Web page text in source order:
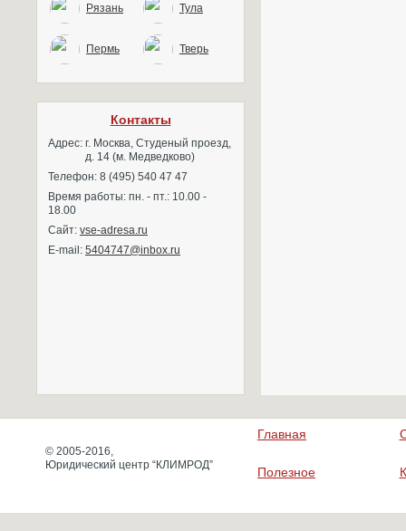
Рязань Тула
Пермь Тверь
Контакты
Адрес: г. Москва, Студеный проезд,
д. 14 (м. Медведково)
Телефон: 8 (495) 540 47 47
Время работы: пн. - пт.: 10.00 -
18.00
Сайт: vse-adresa.ru
E-mail: 5404747@inbox.ru
© 2005-2016,
Юридический центр “КЛИМРОД”
Главная
Полезное